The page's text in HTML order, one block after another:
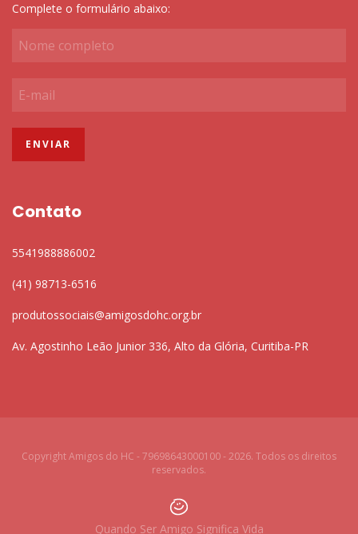
Complete o formulário abaixo:
Contato
5541988886002
(41) 98713-6516
produtossociais@amigosdohc.org.br
Av. Agostinho Leão Junior 336, Alto da Glória, Curitiba-PR
Copyright Amigos do HC - 79698643000100 - 2026. Todos os direitos
reservados.
Quando Ser Amigo Significa Vida